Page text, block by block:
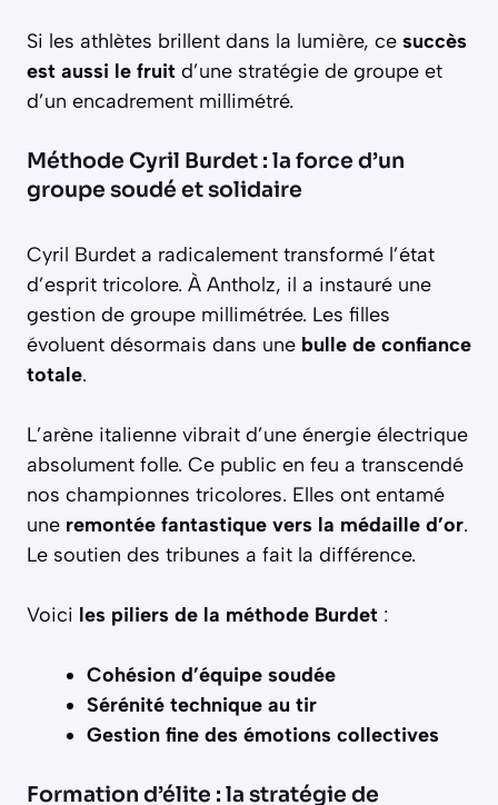
Si les athlètes brillent dans la lumière, ce succès
est aussi le fruit d’une stratégie de groupe et
d’un encadrement millimétré.
Méthode Cyril Burdet : la force d’un
groupe soudé et solidaire
Cyril Burdet a radicalement transformé l’état
d’esprit tricolore. À Antholz, il a instauré une
gestion de groupe millimétrée. Les filles
évoluent désormais dans une bulle de confiance
totale.
L’arène italienne vibrait d’une énergie électrique
absolument folle. Ce public en feu a transcendé
nos championnes tricolores. Elles ont entamé
une remontée fantastique vers la médaille d’or.
Le soutien des tribunes a fait la différence.
Voici les piliers de la méthode Burdet :
Cohésion d’équipe soudée
Sérénité technique au tir
Gestion fine des émotions collectives
Formation d’élite : la stratégie de